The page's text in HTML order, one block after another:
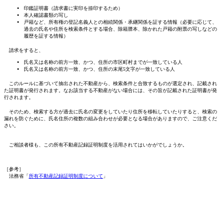
印鑑証明書（請求書に実印を捺印するため）
本人確認書類の写し
戸籍など、所有権の登記名義人との相続関係・承継関係を証する情報（必要に応じて、
過去の氏名や住所を検索条件とする場合、除籍謄本、除かれた戸籍の附票の写しなどの
履歴を証する情報）
請求をすると、
氏名又は名称の前方一致、かつ、住所の市区町村までが一致している人
氏名又は名称の前方一致、かつ、住所の末尾5文字が一致している人
このルールに基づいて抽出された不動産から、検索条件と合致するものが選定され、記載され
た証明書が発行されます。なお該当する不動産がない場合には、その旨が記載された証明書が発
行されます。
そのため、検索する方が過去に氏名の変更をしていたり住所を移転していたりすると、検索の
漏れを防ぐために、氏名住所の複数の組み合わせが必要となる場合がありますので、ご注意くだ
さい。
ご相談者様も、この所有不動産記録証明制度を活用されてはいかがでしょうか。
［参考］
法務省「所有不動産記録証明制度について 」